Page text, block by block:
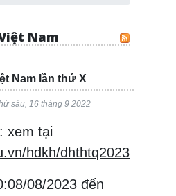
Nam
Nam lần thứ X
sáu, 16 tháng 9 2022
xem tại
hdkh/dhthtq2023
08/2023 đến